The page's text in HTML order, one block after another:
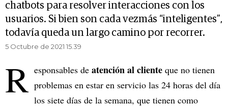
chatbots para resolver interacciones con los
usuarios. Si bien son cada vezmás “inteligentes”,
todavía queda un largo camino por recorrer.
5 Octubre de 2021 15.39
R esponsables de atención al cliente que no tienen
problemas en estar en servicio las 24 horas del día
los siete días de la semana, que tienen como